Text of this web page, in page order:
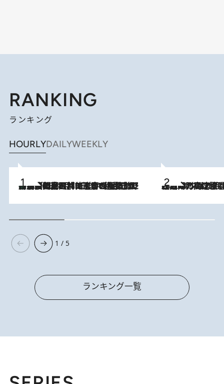
RANKING
ランキング
HOURLYDAILYWEEKLY
2026.8.8
「最後に見られてよかった」上野動物園の東園パンダ舎が解体前に特別公開。8月16日まで延長されたパネル展と共に辿る“半世紀”のパンダ飼育《解体工事の図面あり》 2026.8.7
「湘南乃風に憧れて」観客大盛上がりの“タオル回し”に、ラッパー顔負けの高速歌唱まで…さだまさし（74）のアグレッシブすぎる現在地
1 / 5
ランキング一覧